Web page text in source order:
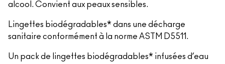
alcool. Convient aux peaux sensibles.
Lingettes biodégradables* dans une décharge
sanitaire conformément à la norme ASTM D5511.
Un pack de lingettes biodégradables* infusées d’eau